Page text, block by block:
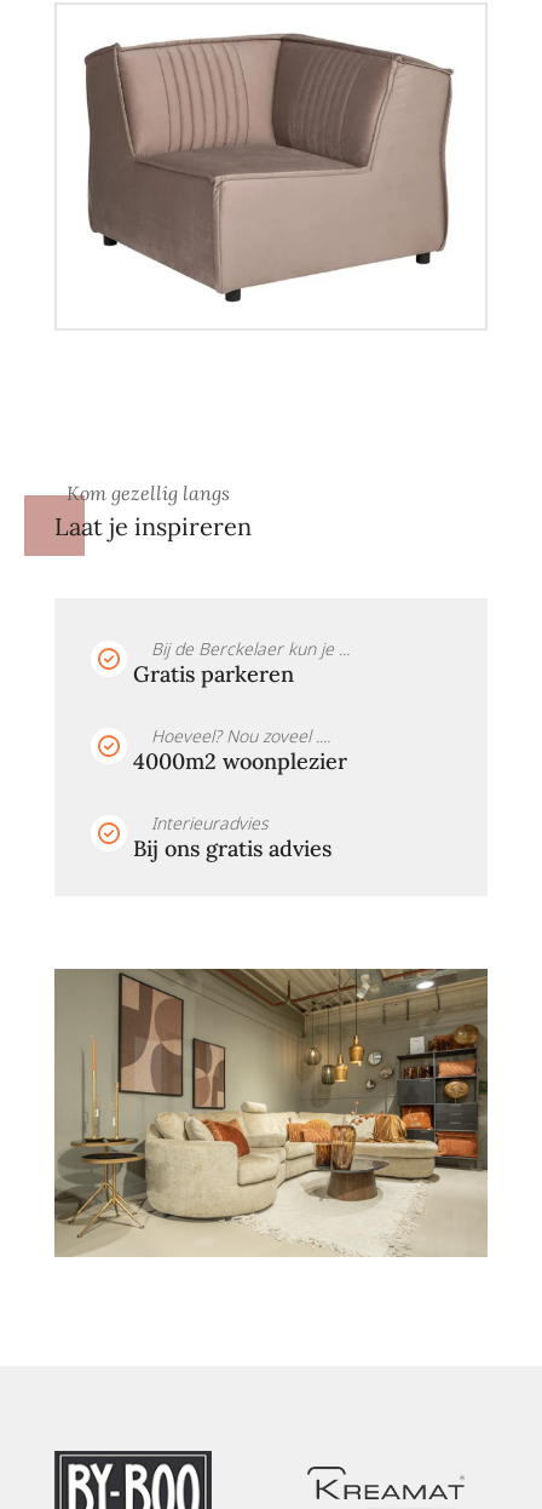
Kom gezellig langs
Laat je inspireren
Bij de Berckelaer kun je ...
Gratis parkeren
Hoeveel? Nou zoveel ....
4000m2 woonplezier
Interieuradvies
Bij ons gratis advies